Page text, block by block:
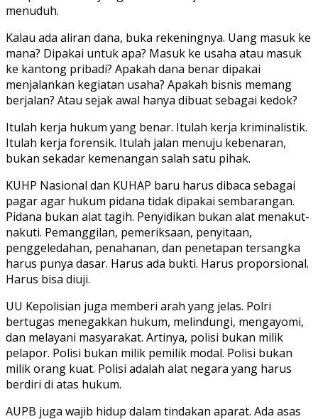
menuduh.
Kalau ada aliran dana, buka rekeningnya. Uang masuk ke
mana? Dipakai untuk apa? Masuk ke usaha atau masuk
ke kantong pribadi? Apakah dana benar dipakai
menjalankan kegiatan usaha? Apakah bisnis memang
berjalan? Atau sejak awal hanya dibuat sebagai kedok?
Itulah kerja hukum yang benar. Itulah kerja kriminalistik.
Itulah kerja forensik. Itulah jalan menuju kebenaran,
bukan sekadar kemenangan salah satu pihak.
KUHP Nasional dan KUHAP baru harus dibaca sebagai
pagar agar hukum pidana tidak dipakai sembarangan.
Pidana bukan alat tagih. Penyidikan bukan alat menakut-
nakuti. Pemanggilan, pemeriksaan, penyitaan,
penggeledahan, penahanan, dan penetapan tersangka
harus punya dasar. Harus ada bukti. Harus proporsional.
Harus bisa diuji.
UU Kepolisian juga memberi arah yang jelas. Polri
bertugas menegakkan hukum, melindungi, mengayomi,
dan melayani masyarakat. Artinya, polisi bukan milik
pelapor. Polisi bukan milik pemilik modal. Polisi bukan
milik orang kuat. Polisi adalah alat negara yang harus
berdiri di atas hukum.
AUPB juga wajib hidup dalam tindakan aparat. Ada asas